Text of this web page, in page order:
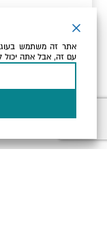
כתובת הדוא"ל
אני מאשר/ת
אתר זה משתמש
עם זה, אבל אתה